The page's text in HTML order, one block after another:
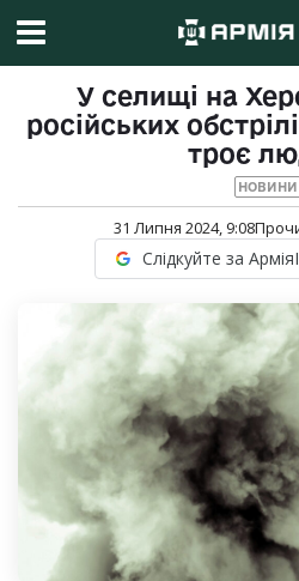
У селищі на
російських
троє
НОВИНИ
31 Липня 2024, 9:08
Слідкуйте за